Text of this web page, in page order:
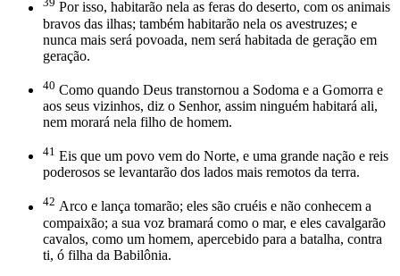
Por isso, habitarão nela as feras do deserto, com os animais
bravos das ilhas; também habitarão nela os avestruzes; e
nunca mais será povoada, nem será habitada de geração em
geração.
40 Como quando Deus transtornou a Sodoma e a Gomorra e
aos seus vizinhos, diz o Senhor, assim ninguém habitará ali,
nem morará nela filho de homem.
41 Eis que um povo vem do Norte, e uma grande nação e reis
poderosos se levantarão dos lados mais remotos da terra.
42 Arco e lança tomarão; eles são cruéis e não conhecem a
compaixão; a sua voz bramará como o mar, e eles cavalgarão
cavalos, como um homem, apercebido para a batalha, contra
ti, ó filha da Babilônia.